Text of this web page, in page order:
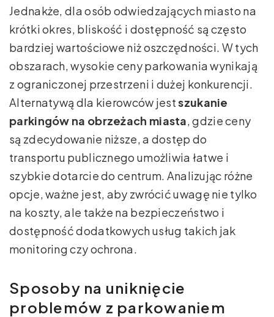
Jednakże, dla osób odwiedzających miasto na
krótki okres, bliskość i dostępność są często
bardziej wartościowe niż oszczędności. W tych
obszarach, wysokie ceny parkowania wynikają
z ograniczonej przestrzeni i dużej konkurencji.
Alternatywą dla kierowców jestszukanie
parkingów na obrzeżach miasta, gdzie ceny
są zdecydowanie niższe, a dostęp do
transportu publicznego umożliwia łatwe i
szybkie dotarcie do centrum. Analizując różne
opcje, ważne jest, aby zwrócić uwagę nie tylko
na koszty, ale także na bezpieczeństwo i
dostępność dodatkowych usług takich jak
monitoring czy ochrona.
Sposoby na uniknięcie
problemów z parkowaniem